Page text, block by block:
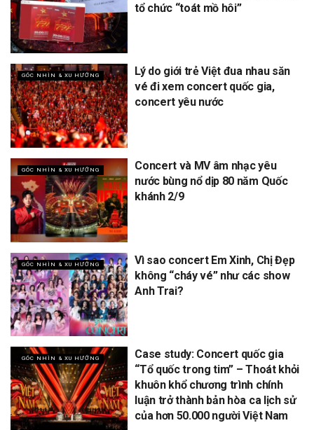
tổ chức “toát mồ hôi”
GÓC NHÌN & XU HƯỚNG
Lý do giới trẻ Việt đua nhau săn
vé đi xem concert quốc gia,
concert yêu nước
GÓC NHÌN & XU HƯỚNG
Concert và MV âm nhạc yêu
nước bùng nổ dịp 80 năm Quốc
khánh 2/9
GÓC NHÌN & XU HƯỚNG
Vì sao concert Em Xinh, Chị Đẹp
không “cháy vé” như các show
Anh Trai?
GÓC NHÌN & XU HƯỚNG
Case study: Concert quốc gia
“Tổ quốc trong tim” – Thoát khỏi
khuôn khổ chương trình chính
luận trở thành bản hòa ca lịch sử
của hơn 50.000 người Việt Nam